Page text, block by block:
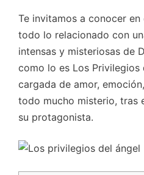
Te invitamos a conocer
todo lo relacionado con
intensas y misteriosas de
como lo es Los Privilegios
cargada de amor,
todo mucho misterio, tras
su protagonista.